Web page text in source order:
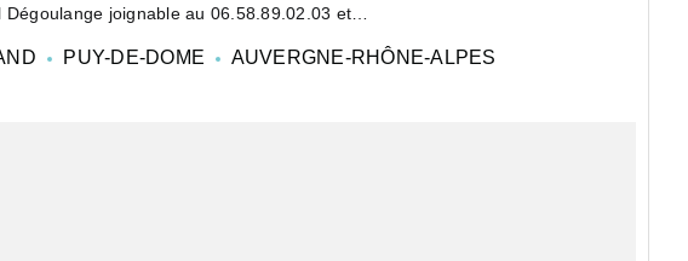
Dégoulange joignable au 06.58.89.02.03 et
PUY-DE-DOME AUVERGNE-RHÔNE-ALPES